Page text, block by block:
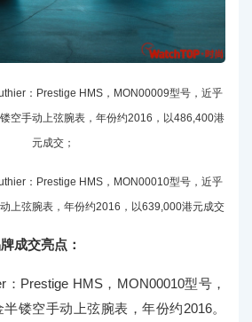
：Prestige HMS，MON00009型号，近乎
空手动上弦腕表，年份约2016，以486,400港
元成交；
：Prestige HMS，MON00010型号，近乎
上弦腕表，年份约2016，以639,000港元成交
成交亮点：
：Prestige HMS，MON00010型号，
镂空手动上弦腕表，年份约2016。